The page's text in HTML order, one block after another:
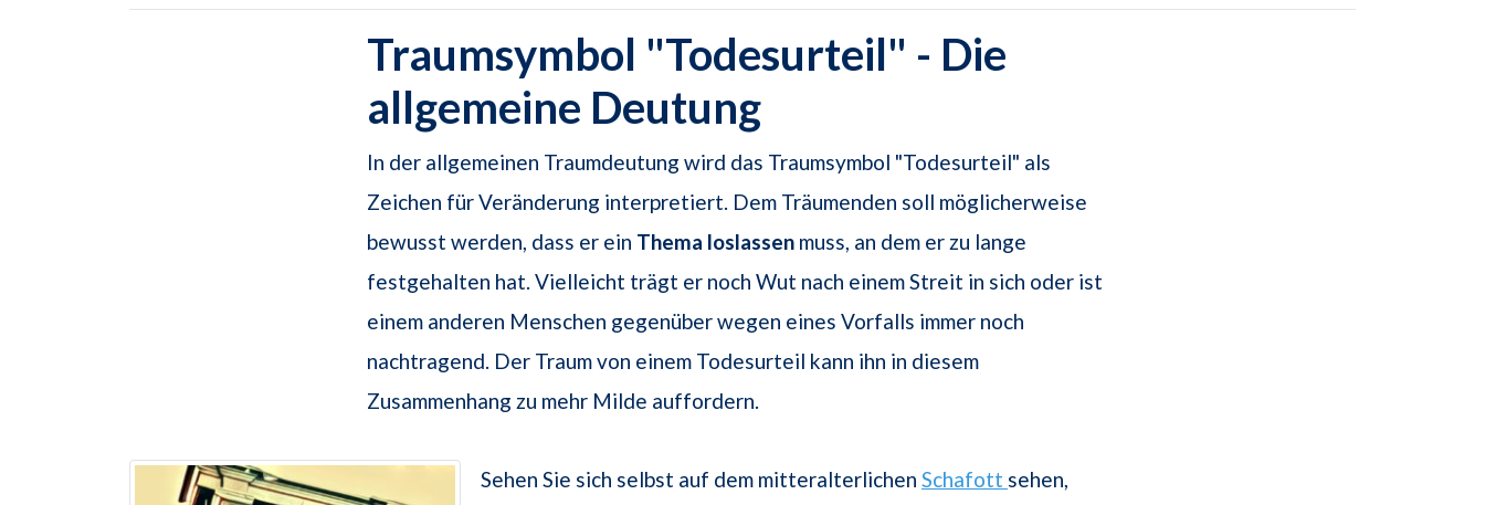
Traumsymbol "Todesurteil" - Die
allgemeine Deutung
In der allgemeinen Traumdeutung wird das Traumsymbol "Todesurteil" als
Zeichen für Veränderung interpretiert. Dem Träumenden soll möglicherweise
bewusst werden, dass er ein Thema loslassen muss, an dem er zu lange
festgehalten hat. Vielleicht trägt er noch Wut nach einem Streit in sich oder ist
einem anderen Menschen gegenüber wegen eines Vorfalls immer noch
nachtragend. Der Traum von einem Todesurteil kann ihn in diesem
Zusammenhang zu mehr Milde auffordern.
Sehen Sie sich selbst auf dem mitteralterlichen Schafott sehen,